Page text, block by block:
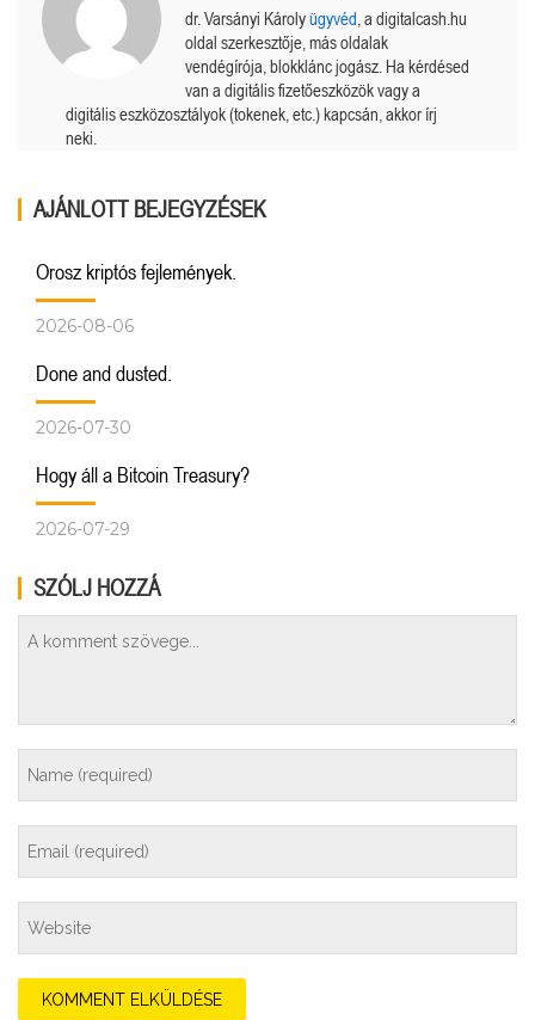
dr. Varsányi Károlyügyvéd , a digitalcash.hu
oldal szerkesztője, más oldalak
vendégírója, blokklánc jogász. Ha kérdésed
van a digitális fizetőeszközök vagy a
digitális eszközosztályok (tokenek, etc.) kapcsán, akkor írj
neki.
AJÁNLOTT BEJEGYZÉSEK
Orosz kriptós fejlemények.
2026-08-06
Done and dusted.
2026-07-30
Hogy áll a Bitcoin Treasury?
2026-07-29
SZÓLJ HOZZÁ